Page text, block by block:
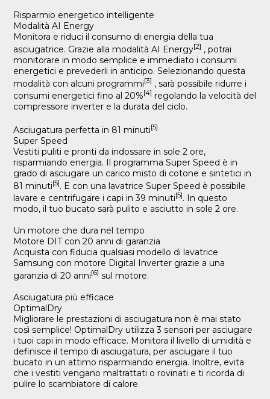
Risparmio energetico intelligente
Modalità AI Energy
Monitora e riduci il consumo di energia della tua
asciugatrice. Grazie alla modalità AI Energy[2] , potrai
monitorare in modo semplice e immediato i consumi
energetici e prevederli in anticipo. Selezionando questa
modalità con alcuni programmi[3] , sarà possibile ridurre i
consumi energetici fino al 20%[4] regolando la velocità del
compressore inverter e la durata del ciclo.
Asciugatura perfetta in 81 minuti[5]
Super Speed
Vestiti puliti e pronti da indossare in sole 2 ore,
risparmiando energia. Il programma Super Speed è in
grado di asciugare un carico misto di cotone e sintetici in
81 minuti[5]. E con una lavatrice Super Speed è possibile
lavare e centrifugare i capi in 39 minuti[5]. In questo
modo, il tuo bucato sarà pulito e asciutto in sole 2 ore.
Un motore che dura nel tempo
Motore DIT con 20 anni di garanzia
Acquista con fiducia qualsiasi modello di lavatrice
Samsung con motore Digital Inverter grazie a una
garanzia di 20 anni[6] sul motore.
Asciugatura più efficace
OptimalDry
Migliorare le prestazioni di asciugatura non è mai stato
così semplice! OptimalDry utilizza 3 sensori per asciugare
i tuoi capi in modo efficace. Monitora il livello di umidità e
definisce il tempo di asciugatura, per asciugare il tuo
bucato in un attimo risparmiando energia. Inoltre, evita
che i vestiti vengano maltrattati o rovinati e ti ricorda di
pulire lo scambiatore di calore.